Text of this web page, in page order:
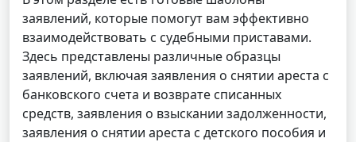
заявлений, которые помогут вам эффективно
взаимодействовать с судебными приставами.
Здесь представлены различные образцы
заявлений, включая заявления о снятии ареста с
банковского счета и возврате списанных
средств, заявления о взыскании задолженности,
заявления о снятии ареста с детского пособия и